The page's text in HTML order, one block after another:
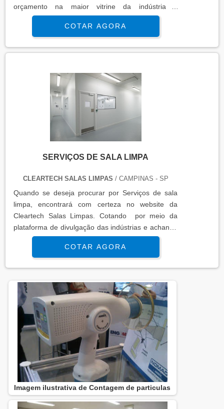
orçamento na maior vitrine da indústria e
conhecendo a maior referência no mercado em
seu proprio segmento.MAIS INFORMAÇÕES
INTERESSANTES SOBRE PREÇO DE
MONTAGEM DE ISOPAINELSe alguém quer achar
qualificada consegue encontrar o site da Cleartech
Salas Limpas. É possível en...
COTAR AGORA
SERVIÇOS DE SALA LIMPA
CLEARTECH SALAS LIMPAS / CAMPINAS - SP
Quando se deseja procurar por Serviços de sala
limpa, encontrará com certeza no website da
Cleartech Salas Limpas. Cotando por meio da
plataforma de divulgação das indústrias e achando
a líder do segmento.MAIS INFORMAÇÕES
INTERESSANTES SOBRE SERVIÇOS DE SALA
LIMPASe alguém pesquisar Serviços de sala limpa
grande expressão de mercado quando o assunto é
escadas pré moldadas de concreto pre...
COTAR AGORA
Imagem ilustrativa de Contagem de particulas